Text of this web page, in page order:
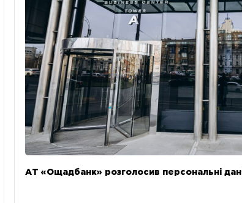
АТ «Ощадбанк» розголосив персональні дані